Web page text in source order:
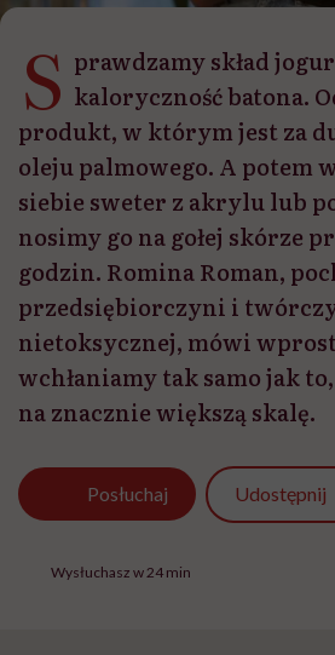
S prawdzamy skład
kaloryczność batona.
produkt, w którym jest za
oleju palmowego. A potem
siebie sweter z akrylu lub
nosimy go na gołej skórze
godzin. Romina Roman,
przedsiębiorczyni i
nietoksycznej, mówi
wchłaniamy tak samo jak
na znacznie większą skalę.
Posłuchaj Udostępnij
Wysłuchasz w 24 min